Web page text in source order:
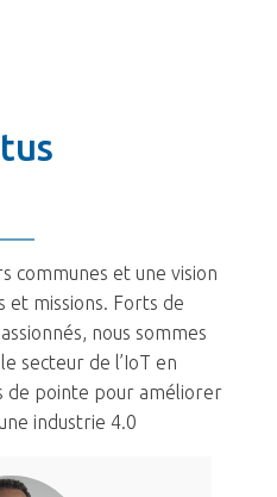
communes et une vision
et missions. Forts de
nous sommes
secteur de l’IoT en
de pointe pour améliorer
industrie 4.0